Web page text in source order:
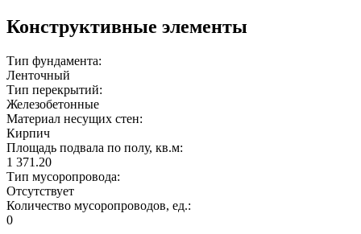
Конструктивные элементы
Тип фундамента:
Ленточный
Тип перекрытий:
Железобетонные
Материал несущих стен:
Кирпич
Площадь подвала по полу, кв.м:
1 371.20
Тип мусоропровода:
Отсутствует
Количество мусоропроводов, ед.:
0